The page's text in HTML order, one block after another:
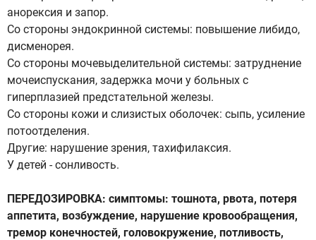
анорексия и запор.
Со стороны эндокринной системы: повышение либидо,
дисменорея.
Со стороны мочевыделительной системы: затруднение
мочеиспускания, задержка мочи у больных с
гиперплазией предстательной железы.
Со стороны кожи и слизистых оболочек: сыпь, усиление
потоотделения.
Другие: нарушение зрения, тахифилаксия.
У детей - сонливость.
ПЕРЕДОЗИРОВКА: симптомы: тошнота, рвота, потеря
аппетита, возбуждение, нарушение кровообращения,
тремор конечностей, головокружение, потливость,